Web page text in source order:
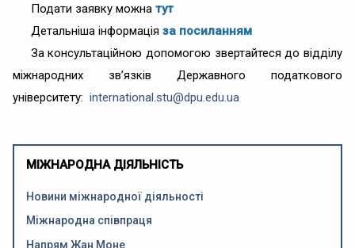
Подати заявку можна тут
Детальніша інформація за посиланням
За консультаційною допомогою звертайтеся до відділу
міжнародних зв’язків Державного податкового
університету: international.stu@dpu.edu.ua
МІЖНАРОДНА ДІЯЛЬНІСТЬ
Новини міжнародної діяльності
Міжнародна співпраця
Напрям Жан Моне